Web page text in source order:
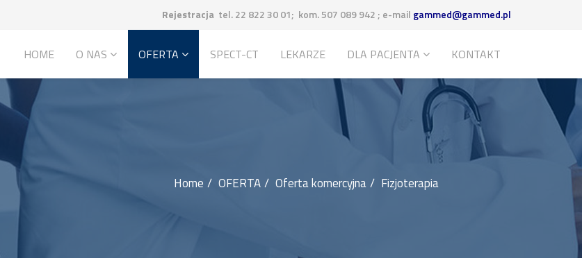
Rejestracja tel. 22 822 30 01; kom. 507 089 942 ; e-mail gammed@gammed.pl
HOME O NAS OFERTA SPECT-CT LEKARZE DLA PACJENTA KONTAKT
Home OFERTA Oferta komercyjna Fizjoterapia